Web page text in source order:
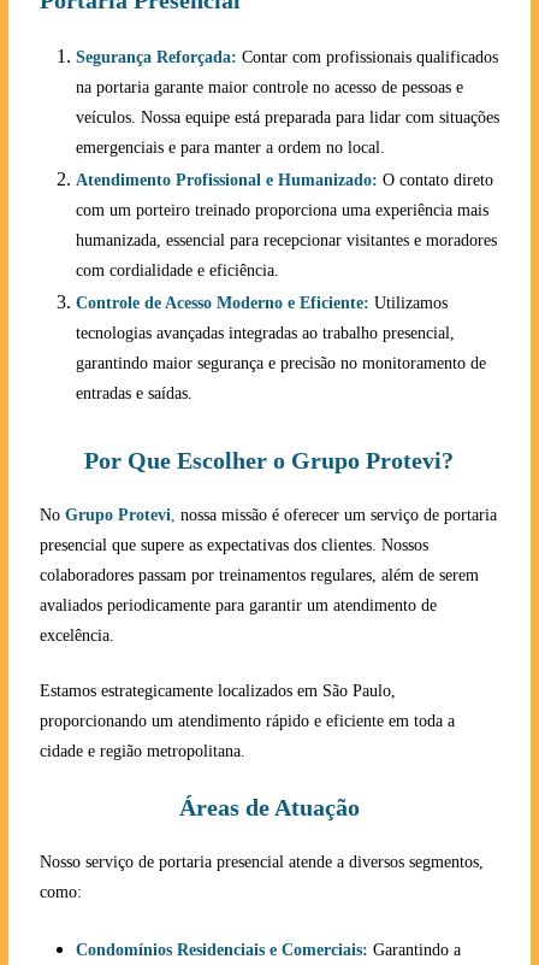
Segurança Reforçada: Contar com profissionais qualificados
na portaria garante maior controle no acesso de pessoas e
veículos. Nossa equipe está preparada para lidar com situações
emergenciais e para manter a ordem no local.
Atendimento Profissional e Humanizado: O contato direto
com um porteiro treinado proporciona uma experiência mais
humanizada, essencial para recepcionar visitantes e moradores
com cordialidade e eficiência.
Controle de Acesso Moderno e Eficiente: Utilizamos
tecnologias avançadas integradas ao trabalho presencial,
garantindo maior segurança e precisão no monitoramento de
entradas e saídas.
Por Que Escolher o Grupo Protevi?
No Grupo Protevi, nossa missão é oferecer um serviço de portaria
presencial que supere as expectativas dos clientes. Nossos
colaboradores passam por treinamentos regulares, além de serem
avaliados periodicamente para garantir um atendimento de
excelência.
Estamos estrategicamente localizados em São Paulo,
proporcionando um atendimento rápido e eficiente em toda a
cidade e região metropolitana.
Áreas de Atuação
Nosso serviço de portaria presencial atende a diversos segmentos,
como:
Condomínios Residenciais e Comerciais: Garantindo a